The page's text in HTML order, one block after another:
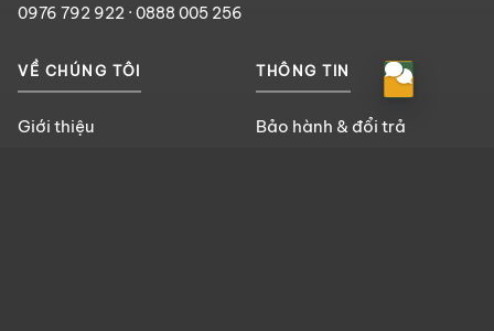
0976 792 922 · 0888 005 256
VỀ CHÚNG TÔI
Giới thiệu
THÔNG TIN
Bảo hành & đổi trả